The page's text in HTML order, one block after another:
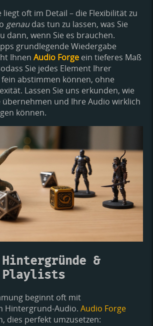
liegt oft im Detail – die Flexibilität zu
genaudas tun zu lassen, was Sie
dann, wenn Sie es brauchen.
grundlegende Wiedergabe
Ihnen Audio Forge ein tieferes Maß
Sie jedes Element Ihrer
abstimmen können, ohne
Lassen Sie uns erkunden, wie
übernehmen und Ihre Audio wirklich
können.
&
Playlists
beginnt oft mit
Hintergrund-Audio. Audio Forge
dies perfekt umzusetzen: